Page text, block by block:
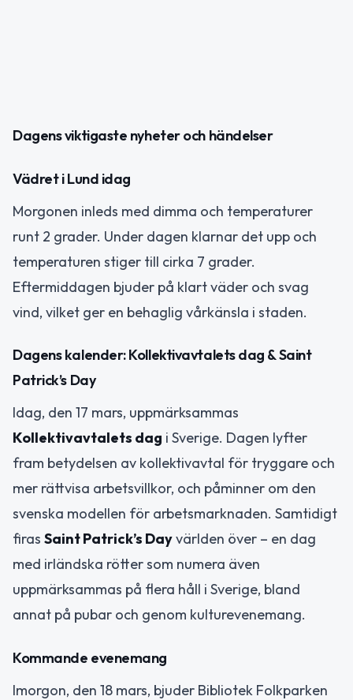
Dagens viktigaste nyheter och händelser
Vädret i Lund idag
Morgonen inleds med dimma och temperaturer
runt 2 grader. Under dagen klarnar det upp och
temperaturen stiger till cirka 7 grader.
Eftermiddagen bjuder på klart väder och svag
vind, vilket ger en behaglig vårkänsla i staden.
Dagens kalender: Kollektivavtalets dag & Saint
Patrick’s Day
Idag, den 17 mars, uppmärksammas
Kollektivavtalets dag i Sverige. Dagen lyfter
fram betydelsen av kollektivavtal för tryggare och
mer rättvisa arbetsvillkor, och påminner om den
svenska modellen för arbetsmarknaden. Samtidigt
firas Saint Patrick’s Dayvärlden över – en dag
med irländska rötter som numera även
uppmärksammas på flera håll i Sverige, bland
annat på pubar och genom kulturevenemang.
Kommande evenemang
Imorgon, den 18 mars, bjuder Bibliotek Folkparken